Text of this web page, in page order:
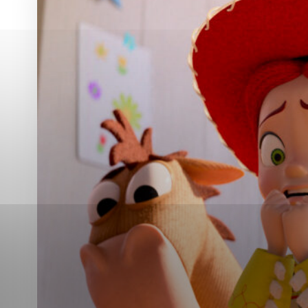
Karanténna stanica Malacky
Sčítanie obyvateľov, domov a bytov
Separovaný zber v meste
Technické cookies
Technické súbory
tým, že umožňujú
stránky. Bez týchto
Analytické cookies
Analytické cookies
aby mohol stránky
možné ich spojiť s